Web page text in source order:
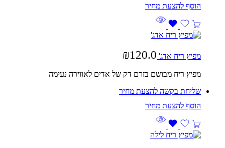
מפיץ ריח אדג' ₪120.0
מפיץ ריח מבושם בזרם דק של אדים לאווירה נעימה
שליחת בקשה להצעת מחיר